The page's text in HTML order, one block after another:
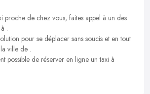
proche de chez vous, faites appel à un des
.
pour se déplacer sans soucis et en tout
ville de .
possible de réserver en ligne un taxi à